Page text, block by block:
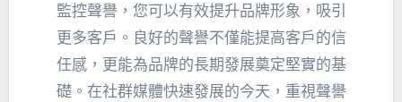
監控聲譽，您可以有效提升品牌形象，吸引
更多客戶。良好的聲譽不僅能提高客戶的信
任感，更能為品牌的長期發展奠定堅實的基
礎。在社群媒體快速發展的今天，重視聲譽